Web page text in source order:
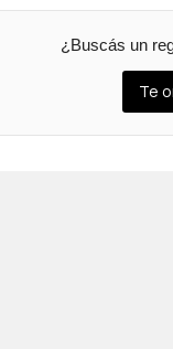
¿Buscás un
Te